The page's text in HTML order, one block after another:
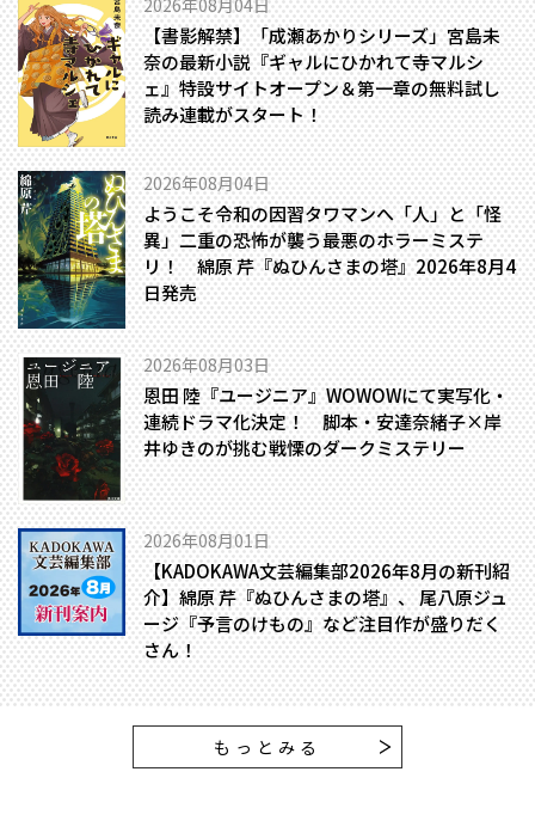
【書影解禁】「成瀬あかりシリーズ」宮島未
奈の最新小説『ギャルにひかれて寺マルシ
ェ』特設サイトオープン＆第一章の無料試し
読み連載がスタート！
2026年08月04日
ようこそ令和の因習タワマンへ――「人」と「怪
異」二重の恐怖が襲う最悪のホラーミステ
リ！ 綿原 芹『ぬひんさまの塔』2026年8月4
日発売
2026年08月03日
恩田 陸『ユージニア』WOWOWにて実写化・
連続ドラマ化決定！ 脚本・安達奈緒子×岸
井ゆきのが挑む戦慄のダークミステリー
2026年08月01日
【KADOKAWA文芸編集部2026年8月の新刊紹
介】綿原 芹『ぬひんさまの塔』、 尾八原ジュ
ージ『予言のけもの』など注目作が盛りだく
さん！
もっとみる